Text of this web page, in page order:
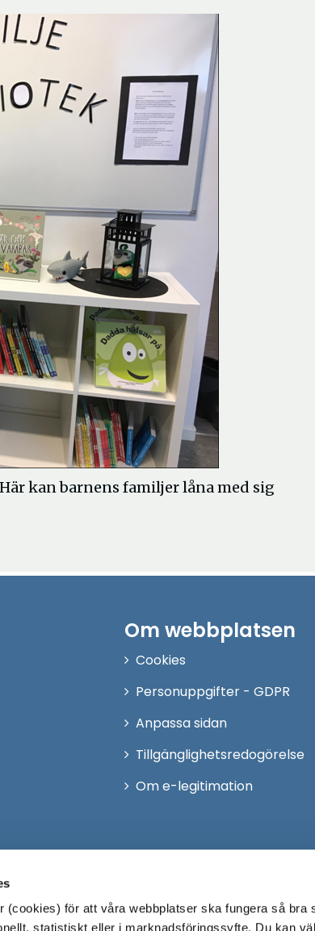
(cookies) för att våra webbplatser ska fungera så bra
statistiskt eller i marknadsföringssyfte. Du kan
kan barnens familjer låna med sig
Om webbplatsen
Cookies
Personuppgifter - GDPR
Anpassa sidan
Tillgänglighetsredogörelse
Om e-legitimation